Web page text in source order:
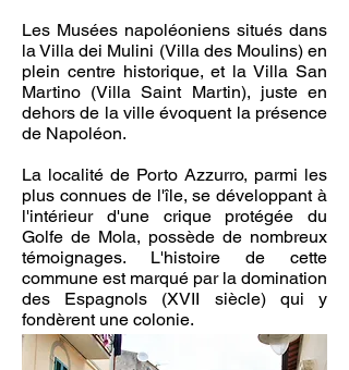
Les Musées napoléoniens situés dans
la Villa dei Mulini (Villa des Moulins) en
plein centre historique, et la Villa San
Martino (Villa Saint Martin), juste en
dehors de la ville évoquent la présence
de Napoléon.
La localité de Porto Azzurro, parmi les
plus connues de l'île, se développant à
l'intérieur d'une crique protégée du
Golfe de Mola, possède de nombreux
témoignages. L'histoire de cette
commune est marqué par la domination
des Espagnols (XVII siècle) qui y
fondèrent une colonie.